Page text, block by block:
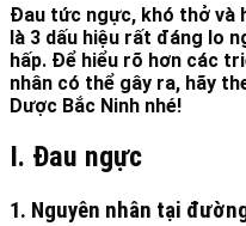
Đau tức ngực, khó thở và
là 3 dấu hiệu rất đáng lo
hấp. Để hiểu rõ hơn các
nhân có thể gây ra, hãy
Dược Bắc Ninh nhé!
I. Đau ngực
1. Nguyên nhân tại